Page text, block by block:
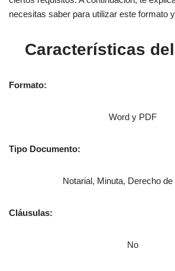
necesitas saber para utilizar este formato
Características
Formato:
Word y PDF
Tipo Documento:
Notarial, Minuta, Derecho de
Cláusulas:
No